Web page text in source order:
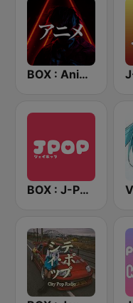
BOX : Anime Radio -アニメラジオ
BOX : J-POP Radio - ジェイポップ 無線